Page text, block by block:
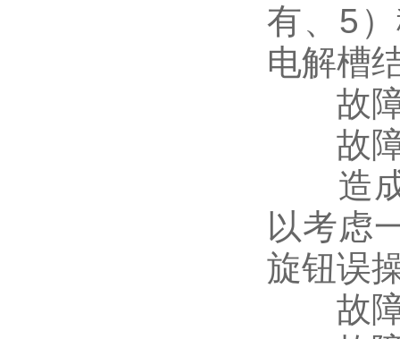
有、5
电解槽
故障
故障
造成
以考虑
旋钮误
故障